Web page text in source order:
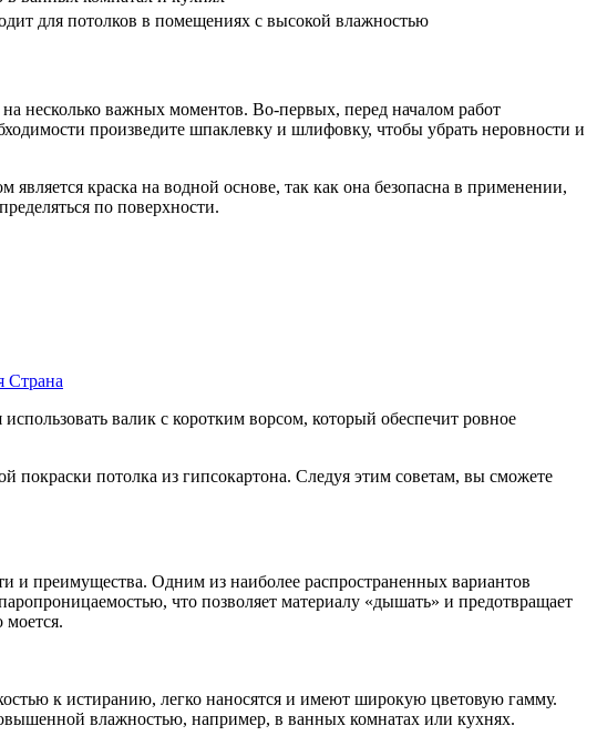
для потолков в помещениях с высокой влажностью
на несколько важных моментов. Во-первых, перед началом работ
произведите шпаклевку и шлифовку, чтобы убрать неровности и
краска на водной основе, так как она безопасна в применении,
по поверхности.
Страна
валик с коротким ворсом, который обеспечит ровное
покраски потолка из гипсокартона. Следуя этим советам, вы сможете
и преимущества. Одним из наиболее распространенных вариантов
что позволяет материалу «дышать» и предотвращает
моется.
к истиранию, легко наносятся и имеют широкую цветовую гамму.
влажностью, например, в ванных комнатах или кухнях.